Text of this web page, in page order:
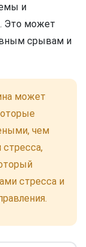
и
Это может
срывам и
может
чем
стресса и